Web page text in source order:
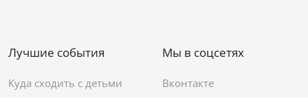
Лучшие события
Куда сходить с детьми
Мы в соцсетях
Вконтакте